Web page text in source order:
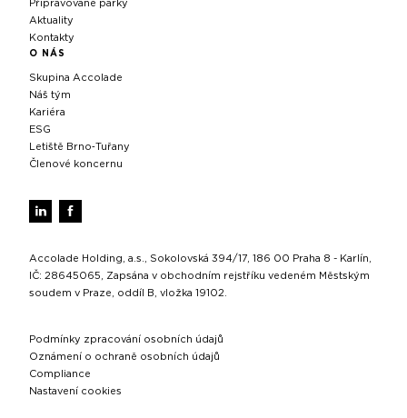
Připravované parky
Aktuality
Kontakty
O NÁS
Skupina Accolade
Náš tým
Kariéra
ESG
Letiště Brno‑Tuřany
Členové koncernu
Accolade Holding, a.s., Sokolovská 394/17, 186 00 Praha 8 - Karlín,
IČ: 28645065, Zapsána v obchodním rejstříku vedeném Městským
soudem v Praze, oddíl B, vložka 19102.
Podmínky zpracování osobních údajů
Oznámení o ochraně osobních údajů
Compliance
Nastavení cookies